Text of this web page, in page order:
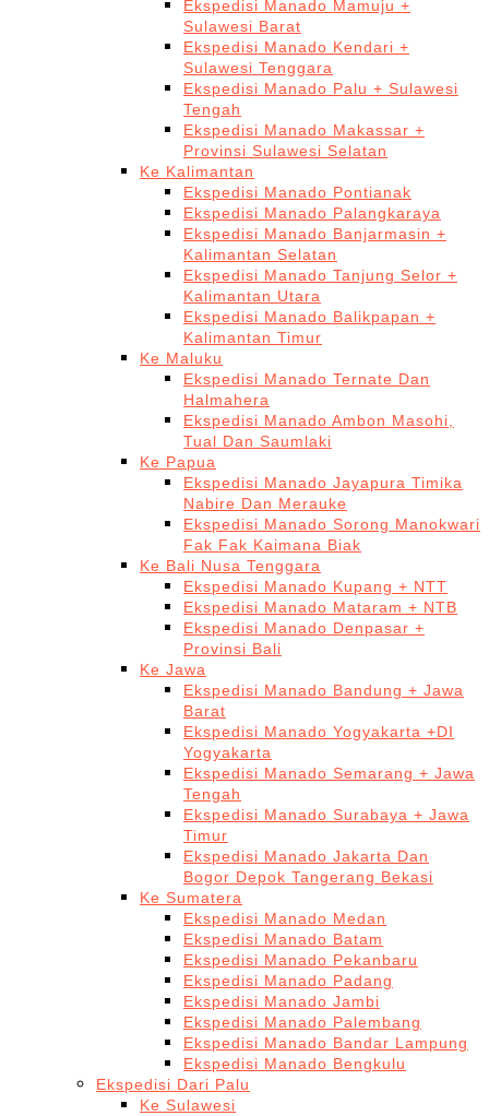
Ekspedisi Manado Mamuju +
Sulawesi Barat
Ekspedisi Manado Kendari +
Sulawesi Tenggara
Ekspedisi Manado Palu + Sulawesi
Tengah
Ekspedisi Manado Makassar +
Provinsi Sulawesi Selatan
Ke Kalimantan
Ekspedisi Manado Pontianak
Ekspedisi Manado Palangkaraya
Ekspedisi Manado Banjarmasin +
Kalimantan Selatan
Ekspedisi Manado Tanjung Selor +
Kalimantan Utara
Ekspedisi Manado Balikpapan +
Kalimantan Timur
Ke Maluku
Ekspedisi Manado Ternate Dan
Halmahera
Ekspedisi Manado Ambon Masohi,
Tual Dan Saumlaki
Ke Papua
Ekspedisi Manado Jayapura Timika
Nabire Dan Merauke
Ekspedisi Manado Sorong Manokwari
Fak Fak Kaimana Biak
Ke Bali Nusa Tenggara
Ekspedisi Manado Kupang + NTT
Ekspedisi Manado Mataram + NTB
Ekspedisi Manado Denpasar +
Provinsi Bali
Ke Jawa
Ekspedisi Manado Bandung + Jawa
Barat
Ekspedisi Manado Yogyakarta +DI
Yogyakarta
Ekspedisi Manado Semarang + Jawa
Tengah
Ekspedisi Manado Surabaya + Jawa
Timur
Ekspedisi Manado Jakarta Dan
Bogor Depok Tangerang Bekasi
Ke Sumatera
Ekspedisi Manado Medan
Ekspedisi Manado Batam
Ekspedisi Manado Pekanbaru
Ekspedisi Manado Padang
Ekspedisi Manado Jambi
Ekspedisi Manado Palembang
Ekspedisi Manado Bandar Lampung
Ekspedisi Manado Bengkulu
Ekspedisi Dari Palu
Ke Sulawesi